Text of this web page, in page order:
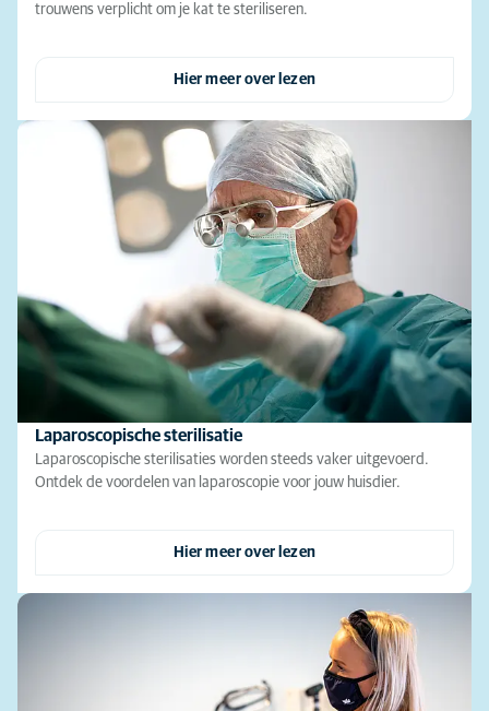
trouwens verplicht om je kat te steriliseren.
Hier meer over lezen
Laparoscopische sterilisatie
Laparoscopische sterilisaties worden steeds vaker uitgevoerd.
Ontdek de voordelen van laparoscopie voor jouw huisdier.
Hier meer over lezen